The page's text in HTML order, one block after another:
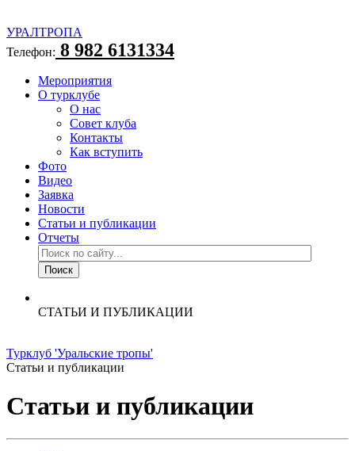
УРАЛТРОПА
Телефон: 8 982 6131334
Мероприятия
О турклубе
О нас
Совет клуба
Контакты
Как вступить
Фото
Видео
Заявка
Новости
Статьи и публикации
Отчеты
СТАТЬИ И ПУБЛИКАЦИИ
Турклуб 'Уральские тропы'
Статьи и публикации
Статьи и публикации